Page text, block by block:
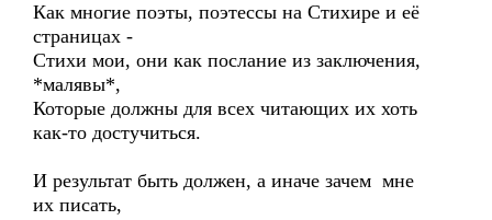
Как многие поэты, поэтессы на Стихире и её
страницах -
Стихи мои, они как послание из заключения,
*малявы*,
Которые должны для всех читающих их хоть
как-то достучиться.
И результат быть должен, а иначе зачем мне
их писать,